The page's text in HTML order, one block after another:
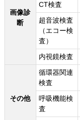
画像診
断
CT検査
超音波検査
（エコー検
査）
内視鏡検査
その他
循環器関連
検査
呼吸機能検
査